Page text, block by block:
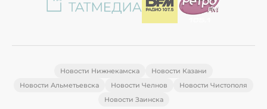
Новости Нижнекамска
Новости Казани
Новости Альметьевска
Новости Челнов
Новости Чистополя
Новости Заинска